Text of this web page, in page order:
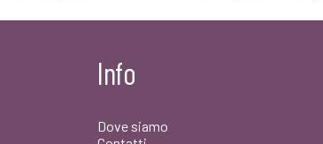
prezzo prezzo
è:
€15,20.
Info
Dove siamo